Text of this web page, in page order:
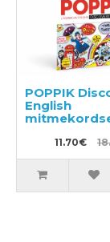
POPPIK
English
kleebistega
11.70€